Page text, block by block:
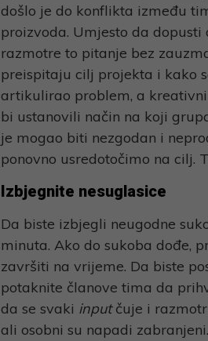
došlo je do konflikta između
proizvoda. Umjesto da
razmotre to pitanje bez
preispitaju cilj projekta i kako
artikulirao problem, a
bi ustanovili način na koji
je mogao biti nezgodan i
ponovno usredotočimo na cilj.
Izbjegnite nesuglasice
Da biste izbjegli neugodne
minuta. Ako do sukoba dođe,
završiti na vrijeme. Da biste
potaknite članove tima da
da se svaki inputčuje i
ali osobni su napadi